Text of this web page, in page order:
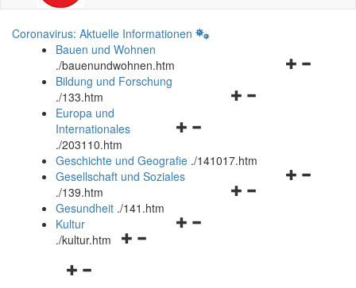
Coronavirus: Aktuelle Informationen
Bauen und Wohnen
./bauenundwohnen.htm
Navigationsmenü
Bildung und Forschung
./133.htm
Navigationsmenü
und
schließen
Europa und
Internationales
./203110.htm
Geschichte und Geografie ./141017.htm
Navigationsmenü
Gesellschaft und Soziales
./139.htm
Navigationsmenü
Gesundheit ./141.htm
Navigationsmenü
Kultur
./kultur.htm
Navigationsmenü